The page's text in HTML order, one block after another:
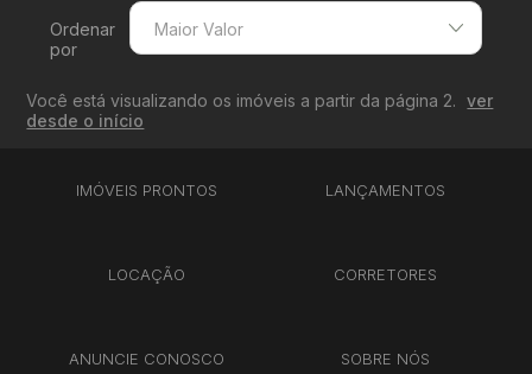
Ordenar
por
Maior Valor
Maior Valor
Você está visualizando os imóveis a partir da página 2.
ver
desde o início
IMÓVEIS PRONTOS LANÇAMENTOS
LOCAÇÃO CORRETORES
ANUNCIE CONOSCO SOBRE NÓS